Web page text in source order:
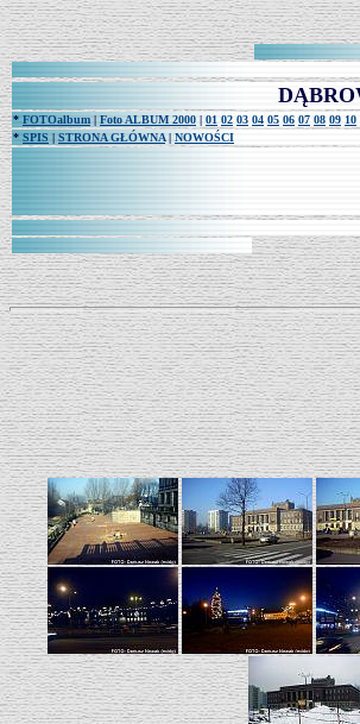
* FOTOalbum | Foto ALBUM 2000 | 01 02 03 04 05 06 07 08 09 10
* SPIS | STRONA GŁÓWNA| NOWOŚCI